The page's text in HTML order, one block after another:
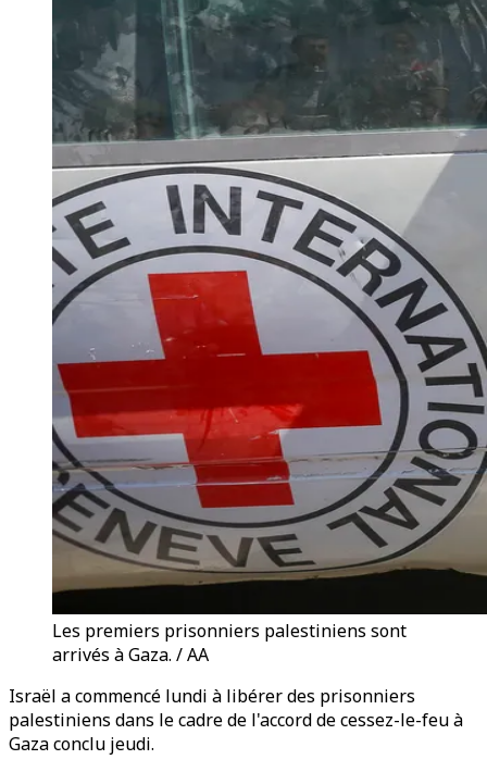
Les premiers prisonniers palestiniens sont
arrivés à Gaza. / AA
Israël a commencé lundi à libérer des prisonniers
palestiniens dans le cadre de l'accord de cessez-le-feu à
Gaza conclu jeudi.